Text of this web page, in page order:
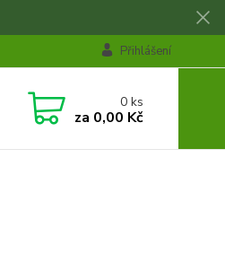
Přihlášení
0ks
za 0,00 Kč